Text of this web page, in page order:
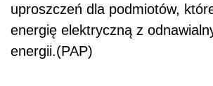
uproszczeń dla podmiotów,
energię elektryczną z
energii.(PAP)